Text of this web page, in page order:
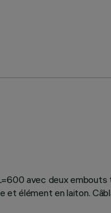
avec deux
élément en laiton.